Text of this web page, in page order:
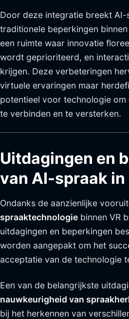
Door deze integratie breekt
traditionele beperkingen
een ruimte waar innovatie
wordt geprioriteerd, en
krijgen. Deze verbeteringen
virtuele ervaringen maar
potentieel voor technologie
te verbinden en te versterken.
Uitdagingen en
van AI-spraak in
Ondanks de aanzienlijke
spraaktechnologie binnen VR
uitdagingen en beperkingen
worden aangepakt om het
acceptatie van de technologie
Een van de belangrijkste
nauwkeurigheid van
bij het herkennen van